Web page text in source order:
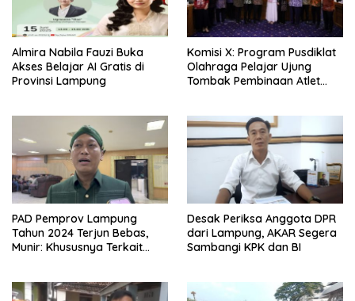
Almira Nabila Fauzi Buka
Akses Belajar AI Gratis di
Provinsi Lampung
Komisi X: Program Pusdiklat
Olahraga Pelajar Ujung
Tombak Pembinaan Atlet
PAD Pemprov Lampung
Tahun 2024 Terjun Bebas,
Munir: Khususnya Terkait
Desak Periksa Anggota DPR
dari Lampung, AKAR Segera
Sambangi KPK dan BI